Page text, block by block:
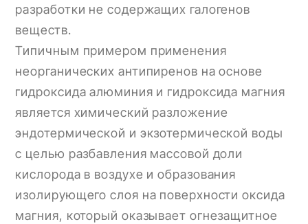
разработки не содержащих галогенов
веществ.
Типичным примером применения
неорганических антипиренов на основе
гидроксида алюминия и гидроксида магния
является химический разложение
эндотермической и экзотермической воды
с целью разбавления массовой доли
кислорода в воздухе и образования
изолирующего слоя на поверхности оксида
магния, который оказывает огнезащитное